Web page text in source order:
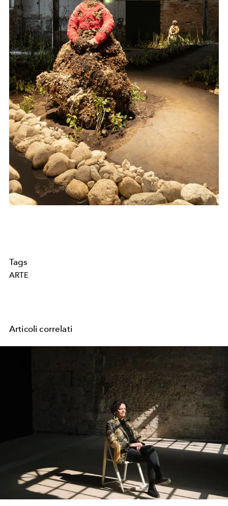
Tags
ARTE
Articoli correlati